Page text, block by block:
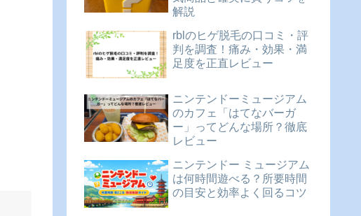
解説
rblのヒゲ脱毛の口コミ・評
判を調査！痛み・効果・満
足度を正直レビュー
ニンテンドーミュージアム
のカフェ「はてなバーガ
ー」ってどんな場所？徹底
レビュー
ニンテンドー ミュージアム
は何時間遊べる？所要時間
の目安と効率よく回るコツ